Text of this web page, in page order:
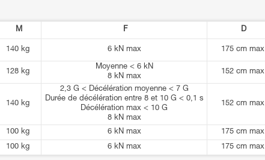
M F D
140 kg 6 kN max 175 cm max
128 kg
Moyenne < 6 kN
8 kN max
152 cm max
140 kg
2,3 G < Décélération moyenne < 7 G
Durée de décélération entre 8 et 10 G < 0,1 s
Décélération max < 10 G
8 kN max
152 cm max
100 kg 6 kN max
175 cm max
100 kg 6 kN max 175 cm max